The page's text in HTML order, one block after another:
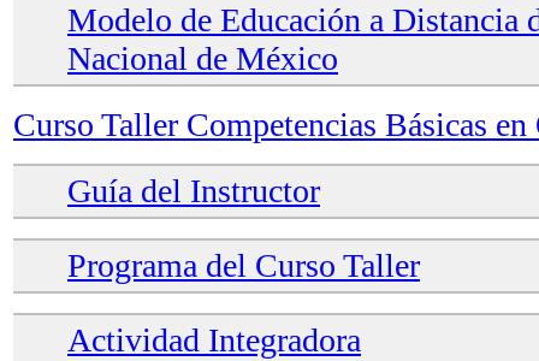
Modelo de Educación a Distancia
Nacional de México
Curso Taller Competencias Básicas
Guía del Instructor
Programa del Curso Taller
Actividad Integradora